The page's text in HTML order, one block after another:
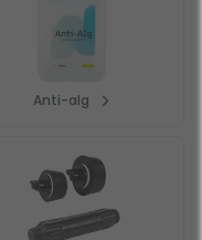
Anti-alg